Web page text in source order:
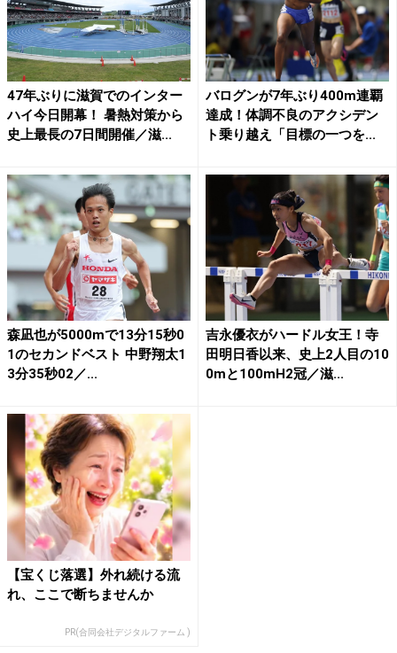
47年ぶりに滋賀でのインター
ハイ今日開幕！ 暑熱対策から
史上最長の7日間開催／滋...
バログンが7年ぶり400m連覇
達成！体調不良のアクシデン
ト乗り越え「目標の一つを...
森凪也が5000mで13分15秒0
1のセカンドベスト 中野翔太1
3分35秒02／...
吉永優衣がハードル女王！寺
田明日香以来、史上2人目の10
0mと100mH2冠／滋...
【宝くじ落選】外れ続ける流
れ、ここで断ちませんか
PR(合同会社デジタルファーム )